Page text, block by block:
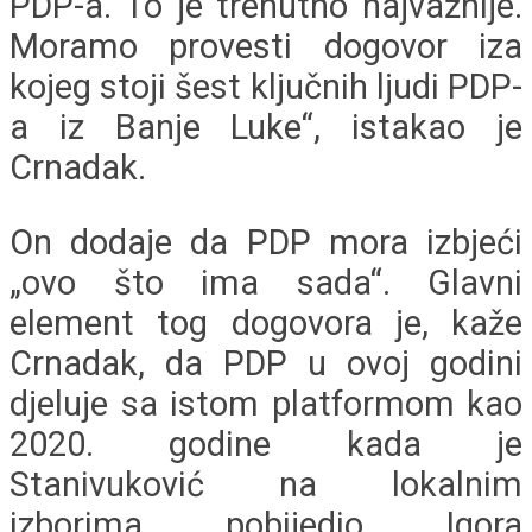
Moramo provesti dogovor iza
kojeg stoji šest ključnih ljudi PDP-
a iz Banje Luke“, istakao je
Crnadak.
On dodaje da PDP mora izbjeći
„ovo što ima sada“. Glavni
element tog dogovora je, kaže
Crnadak, da PDP u ovoj godini
djeluje sa istom platformom kao
2020. godine kada je
Stanivuković na lokalnim